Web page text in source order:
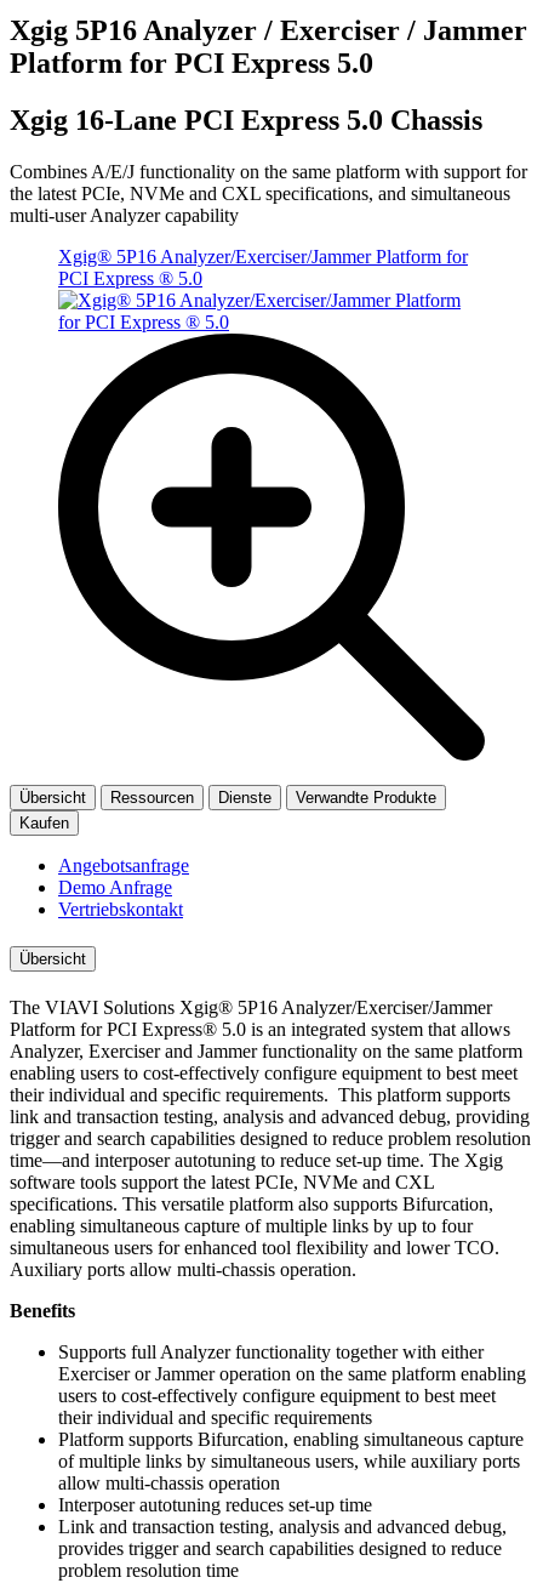
Xgig 5P16 Analyzer / Exerciser / Jammer
Platform for PCI Express 5.0
Xgig 16-Lane PCI Express 5.0 Chassis
Combines A/E/J functionality on the same platform with support for
the latest PCIe, NVMe and CXL specifications, and simultaneous
multi-user Analyzer capability
Xgig® 5P16 Analyzer/Exerciser/Jammer Platform for
PCI Express ® 5.0
Übersicht Ressourcen Dienste
Verwandte Produkte
Kaufen
Angebotsanfrage
Demo Anfrage
Vertriebskontakt
Übersicht
The VIAVI Solutions Xgig® 5P16 Analyzer/Exerciser/Jammer
Platform for PCI Express® 5.0 is an integrated system that allows
Analyzer, Exerciser and Jammer functionality on the same platform
enabling users to cost-effectively configure equipment to best meet
their individual and specific requirements. This platform supports
link and transaction testing, analysis and advanced debug, providing
trigger and search capabilities designed to reduce problem resolution
time—and interposer autotuning to reduce set-up time. The Xgig
software tools support the latest PCIe, NVMe and CXL
specifications. This versatile platform also supports Bifurcation,
enabling simultaneous capture of multiple links by up to four
simultaneous users for enhanced tool flexibility and lower TCO.
Auxiliary ports allow multi-chassis operation.
Benefits
Supports full Analyzer functionality together with either
Exerciser or Jammer operation on the same platform enabling
users to cost-effectively configure equipment to best meet
their individual and specific requirements
Platform supports Bifurcation, enabling simultaneous capture
of multiple links by simultaneous users, while auxiliary ports
allow multi-chassis operation
Interposer autotuning reduces set-up time
Link and transaction testing, analysis and advanced debug,
provides trigger and search capabilities designed to reduce
problem resolution time